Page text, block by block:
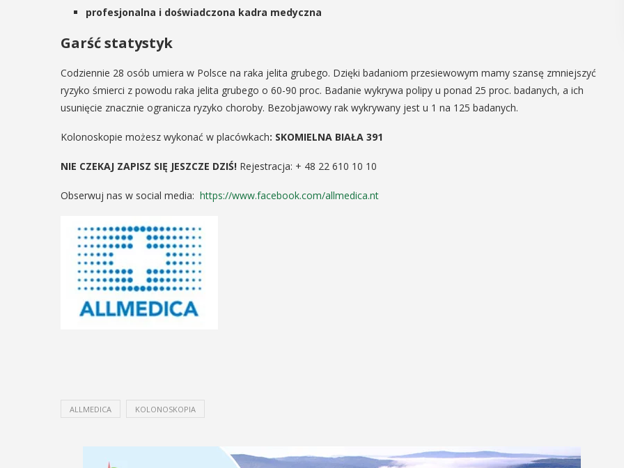
profesjonalna i doświadczona kadra medyczna
Garść statystyk
Codziennie 28 osób umiera w Polsce na raka jelita grubego. Dzięki badaniom przesiewowym mamy szansę zmniejszyć
ryzyko śmierci z powodu raka jelita grubego o 60-90 proc. Badanie wykrywa polipy u ponad 25 proc. badanych, a ich
usunięcie znacznie ogranicza ryzyko choroby. Bezobjawowy rak wykrywany jest u 1 na 125 badanych.
Kolonoskopie możesz wykonać w placówkach: SKOMIELNA BIAŁA 391
NIE CZEKAJ ZAPISZ SIĘ JESZCZE DZIŚ! Rejestracja: + 48 22 610 10 10
Obserwuj nas w social media: https://www.facebook.com/allmedica.nt
ALLMEDICA KOLONOSKOPIA